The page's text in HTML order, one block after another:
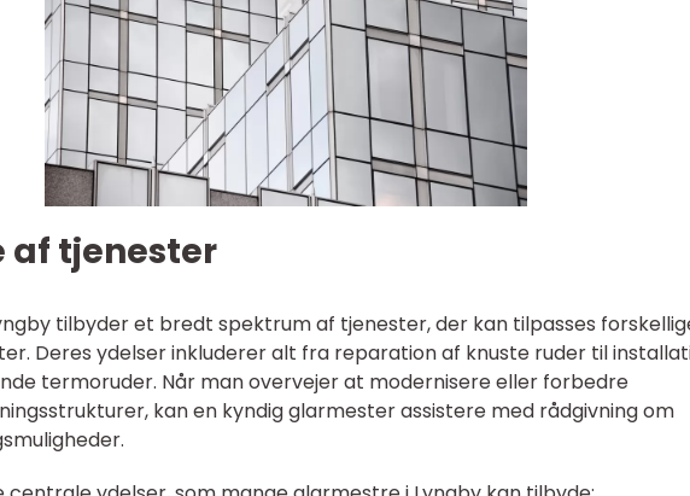
af tjenester
tilbyder et bredt spektrum af tjenester, der kan tilpasses
Deres ydelser inkluderer alt fra reparation af knuste ruder til
termoruder. Når man overvejer at modernisere eller forbedre
kan en kyndig glarmester assistere med rådgivning om